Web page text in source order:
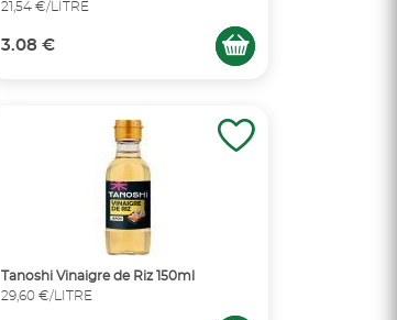
21,54 €/LITRE
3.08 €
Tanoshi Vinaigre de Riz 150ml
29,60 €/LITRE